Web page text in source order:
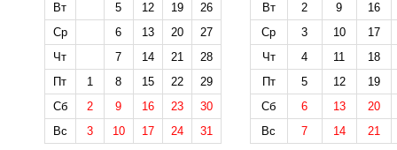
Вт
5 12 19
26
Ср
6 13 20
27
Чт
7 14 21
28
Пт
1 8 15 22
29
Сб
2 9 16 23
30
Вс
3 10 17 24 31
Вт
2 9
16
Ср
3 10
17
Чт
4 11
18
Пт
5 12
19
Сб
6 13
20
Вс
7 14 21